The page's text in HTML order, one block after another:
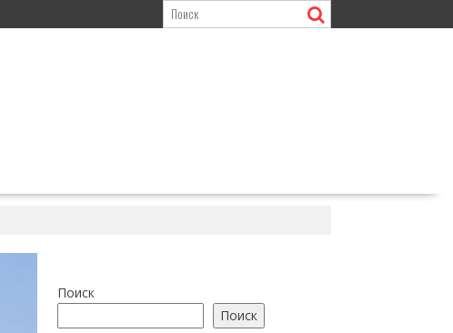
Поиск
Поиск